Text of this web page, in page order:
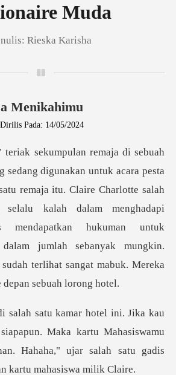
Muda
Rieska Karisha
Menikahimu
Dirilis Pada: 14/05/2024
emaja itu. Claire Charlotte salah
kalah dalam menghadapi
mendapatkan hukuman untuk
Maka kartu Mahasiswamu
Hahaha," u